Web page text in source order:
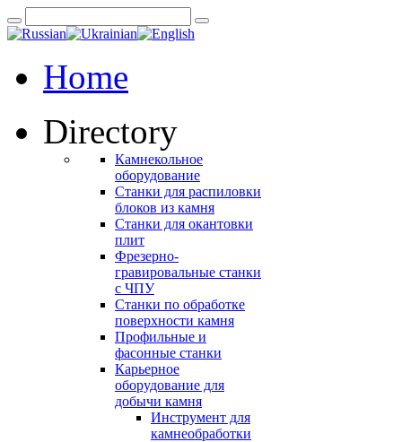
Home
Directory
Камнекольное
оборудование
Станки для распиловки
блоков из камня
Станки для окантовки
плит
Фрезерно-
гравировальные станки
с ЧПУ
Станки по обработке
поверхности камня
Профильные и
фасонные станки
Карьерное
оборудование для
добычи камня
Инструмент для
камнеобработки